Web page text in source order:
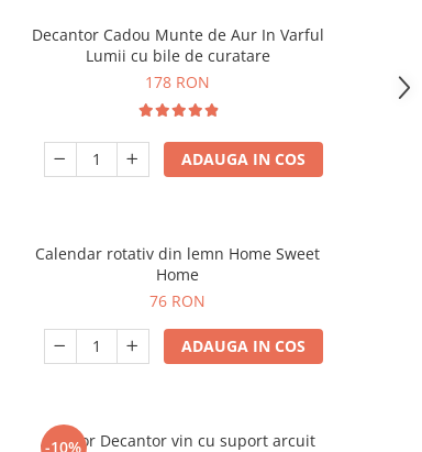
Decantor Cadou Munte de Aur In Varful
Lumii cu bile de curatare
178 RON
ADAUGA IN COS
Calendar rotativ din lemn Home Sweet
Home
76 RON
ADAUGA IN COS
-10%
Aerator Decantor vin cu suport arcuit